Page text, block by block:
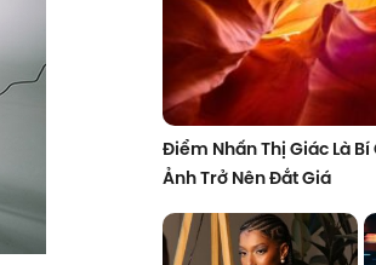
Điểm Nhấn Thị Giác Là
Ảnh Trở Nên Đắt Giá